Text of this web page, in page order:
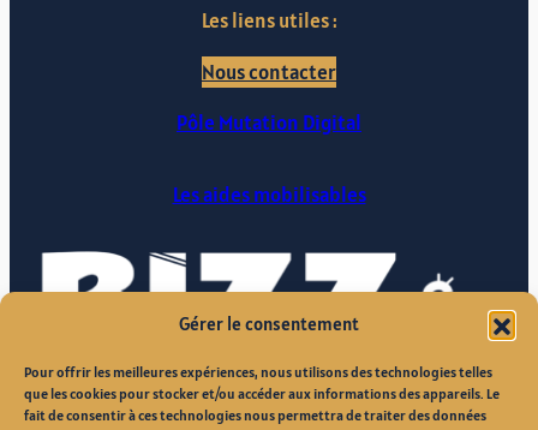
Gérer le consentement
Pour offrir les meilleures expériences, nous utilisons des technologies telles
que les cookies pour stocker et/ou accéder aux informations des appareils. Le
fait de consentir à ces technologies nous permettra de traiter des données
Les liens utiles :
Nous contacter
Pôle Mutation Digital
Les aides mobilisables